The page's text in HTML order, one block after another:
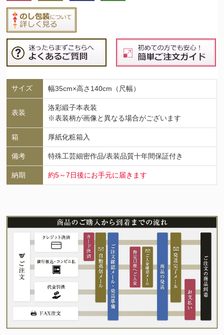
サイズ 幅35cm×高さ140cm（尺幅）
表装
洛彩緞子本表装
※表装柄が画像と異なる場合がございます
箱 厚紙化粧箱入
備考 特殊工芸細密作品/表装品質十年間保証付き
納期 約5～7日後にお手元に届きます